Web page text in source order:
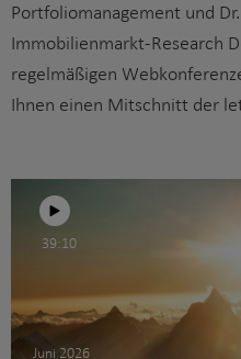
Portfoliomanagement und
Immobilienmarkt-Research
regelmäßigen
Ihnen einen Mitschnitt der
Juni 2026
39:10